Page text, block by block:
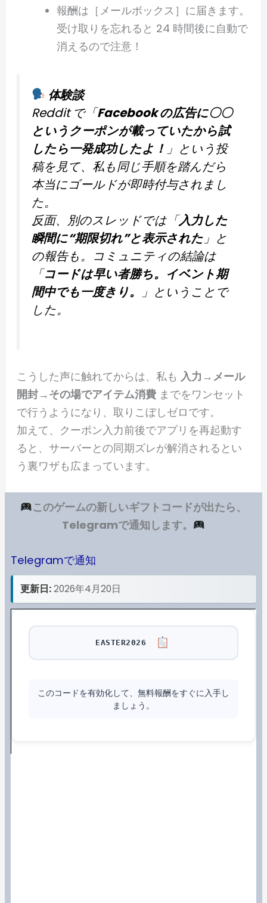
報酬は［メールボックス］に届きます。
受け取りを忘れると 24 時間後に自動で
消えるので注意！
体験談
Reddit で「Facebook の広告に〇〇
というクーポンが載っていたから試
したら一発成功したよ！ 」という投
稿を見て、私も同じ手順を踏んだら
本当にゴールドが即時付与されまし
た。
反面、別のスレッドでは「入力した
瞬間に“期限切れ”と表示された 」と
の報告も。コミュニティの結論は
「コードは早い者勝ち。イベント期
間中でも一度きり。
」ということで
した。
こうした声に触れてからは、私も 入力→メール
開封→その場でアイテム消費 までをワンセット
で行うようになり、取りこぼしゼロです。
加えて、クーポン入力前後でアプリを再起動す
ると、サーバーとの同期ズレが解消されるとい
う裏ワザも広まっています。
このゲームの新しいギフトコードが出たら、
Telegramで通知します。
Telegramで通知
更新日:2026年4月20日
EASTER2026
このコードを有効化して、無料報酬をすぐに入手し
ましょう。